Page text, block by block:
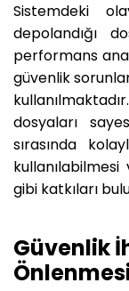
Sistemdeki
depolandığı
performans
güvenlik
dosyaları
sırasında
gibi katkıları
Güvenlik